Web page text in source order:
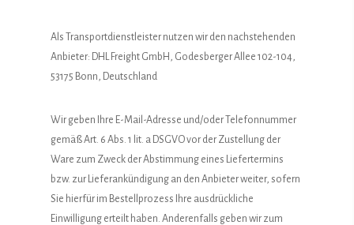
Als Transportdienstleister nutzen wir den nachstehenden
Anbieter: DHL Freight GmbH, Godesberger Allee 102-104,
53175 Bonn, Deutschland
Wir geben Ihre E-Mail-Adresse und/oder Telefonnummer
gemäß Art. 6 Abs. 1 lit. a DSGVO vor der Zustellung der
Ware zum Zweck der Abstimmung eines Liefertermins
bzw. zur Lieferankündigung an den Anbieter weiter, sofern
Sie hierfür im Bestellprozess Ihre ausdrückliche
Einwilligung erteilt haben. Anderenfalls geben wir zum